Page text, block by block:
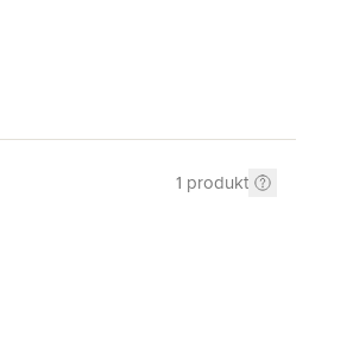
1 produkt